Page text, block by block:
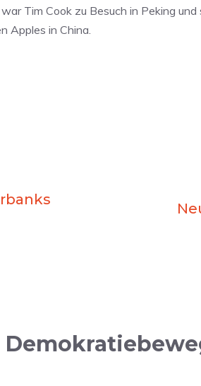
Tim Cook zu Besuch in Peking
Apples in China.